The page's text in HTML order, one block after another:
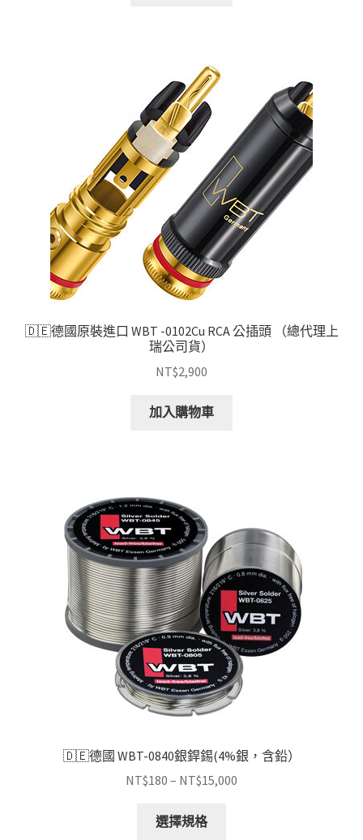
🇩🇪德國原裝進口 WBT -0102Cu RCA 公插頭 （總代理上
瑞公司貨）
NT$2,900
加入購物車
🇩🇪德國 WBT-0840銀銲錫(4%銀，含鉛）
NT$180 – NT$15,000
選擇規格